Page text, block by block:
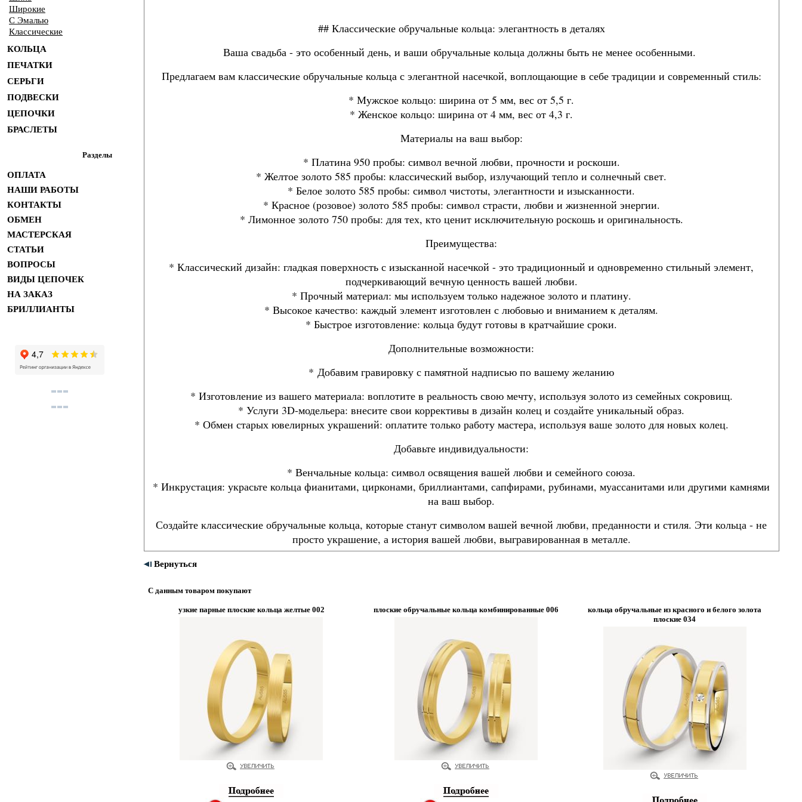
Широкие
С Эмалью
Классические
КОЛЬЦА
ПЕЧАТКИ
СЕРЬГИ
ПОДВЕСКИ
ЦЕПОЧКИ
БРАСЛЕТЫ
Разделы
ОПЛАТА
НАШИ РАБОТЫ
КОНТАКТЫ
ОБМЕН
МАСТЕРСКАЯ
СТАТЬИ
ВОПРОСЫ
ВИДЫ ЦЕПОЧЕК
НА ЗАКАЗ
БРИЛЛИАНТЫ
## Классические обручальные кольца: элегантность в деталях
Ваша свадьба - это особенный день, и ваши обручальные кольца должны быть не менее особенными.
Предлагаем вам классические обручальные кольца с элегантной насечкой, воплощающие в себе традиции и современный стиль:
* Мужское кольцо: ширина от 5 мм, вес от 5,5 г.
* Женское кольцо: ширина от 4 мм, вес от 4,3 г.
Материалы на ваш выбор:
* Платина 950 пробы: символ вечной любви, прочности и роскоши.
* Желтое золото 585 пробы: классический выбор, излучающий тепло и солнечный свет.
* Белое золото 585 пробы: символ чистоты, элегантности и изысканности.
* Красное (розовое) золото 585 пробы: символ страсти, любви и жизненной энергии.
* Лимонное золото 750 пробы: для тех, кто ценит исключительную роскошь и оригинальность.
Преимущества:
* Классический дизайн: гладкая поверхность с изысканной насечкой - это традиционный и одновременно стильный элемент,
подчеркивающий вечную ценность вашей любви.
* Прочный материал: мы используем только надежное золото и платину.
* Высокое качество: каждый элемент изготовлен с любовью и вниманием к деталям.
* Быстрое изготовление: кольца будут готовы в кратчайшие сроки.
Дополнительные возможности:
* Добавим гравировку с памятной надписью по вашему желанию
* Изготовление из вашего материала: воплотите в реальность свою мечту, используя золото из семейных сокровищ.
* Услуги 3D-модельера: внесите свои коррективы в дизайн колец и создайте уникальный образ.
* Обмен старых ювелирных украшений: оплатите только работу мастера, используя ваше золото для новых колец.
Добавьте индивидуальности:
* Венчальные кольца: символ освящения вашей любви и семейного союза.
* Инкрустация: украсьте кольца фианитами, цирконами, бриллиантами, сапфирами, рубинами, муассанитами или другими камнями
на ваш выбор.
Создайте классические обручальные кольца, которые станут символом вашей вечной любви, преданности и стиля. Эти кольца - не
просто украшение, а история вашей любви, выгравированная в металле.
Вернуться
С данным товаром покупают
узкие парные плоские кольца желтые 002 плоские обручальные кольца комбинированные 006
кольца обручальные из красного и белого золота
плоские 034